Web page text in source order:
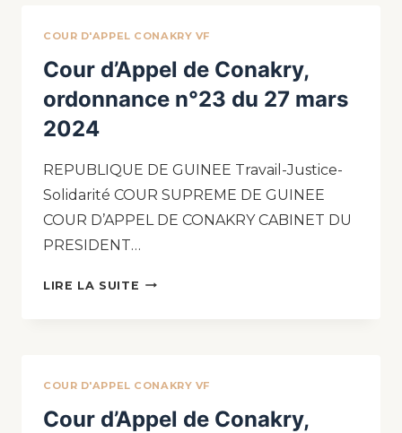
COUR D'APPEL CONAKRY VF
Cour d’Appel de Conakry,
ordonnance n°23 du 27 mars
2024
REPUBLIQUE DE GUINEE Travail-Justice-
Solidarité COUR SUPREME DE GUINEE
COUR D’APPEL DE CONAKRY CABINET DU
PRESIDENT…
LIRE LA SUITE
COUR D'APPEL CONAKRY VF
Cour d’Appel de Conakry,